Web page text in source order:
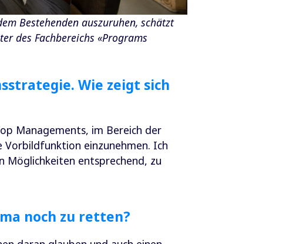
Bestehenden auszuruhen, schätzt
des Fachbereichs «Programs
Wie zeigt sich
Managements, im Bereich der
Vorbildfunktion einzunehmen. Ich
Möglichkeiten entsprechend, zu
noch zu retten?